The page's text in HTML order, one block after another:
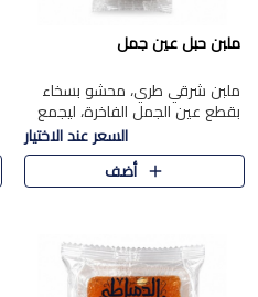
ملبن حبل عين جمل
ملبن شرقي طري، محشو بسخاء
بقطع عين الجمل الفاخرة، ليجمع
بين القوام الناعم وقرمشة الجوز
في مذاق شرقي أصيل.
السعر عند الاختيار
أضف